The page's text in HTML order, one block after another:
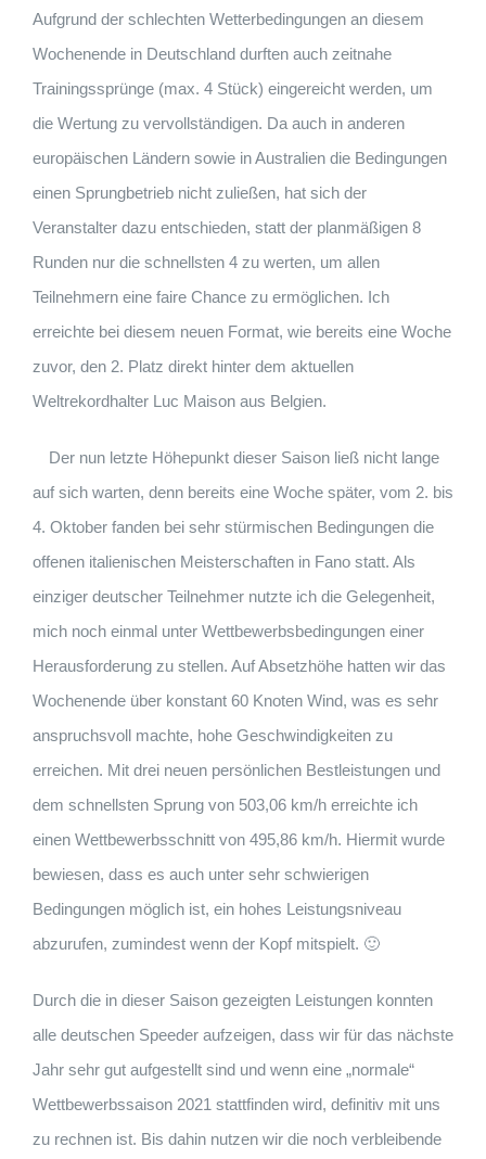
Aufgrund der schlechten Wetterbedingungen an diesem
Wochenende in Deutschland durften auch zeitnahe
Trainingssprünge (max. 4 Stück) eingereicht werden, um
die Wertung zu vervollständigen. Da auch in anderen
europäischen Ländern sowie in Australien die Bedingungen
einen Sprungbetrieb nicht zuließen, hat sich der
Veranstalter dazu entschieden, statt der planmäßigen 8
Runden nur die schnellsten 4 zu werten, um allen
Teilnehmern eine faire Chance zu ermöglichen. Ich
erreichte bei diesem neuen Format, wie bereits eine Woche
zuvor, den 2. Platz direkt hinter dem aktuellen
Weltrekordhalter Luc Maison aus Belgien.
Der nun letzte Höhepunkt dieser Saison ließ nicht lange
auf sich warten, denn bereits eine Woche später, vom 2. bis
4. Oktober fanden bei sehr stürmischen Bedingungen die
offenen italienischen Meisterschaften in Fano statt. Als
einziger deutscher Teilnehmer nutzte ich die Gelegenheit,
mich noch einmal unter Wettbewerbsbedingungen einer
Herausforderung zu stellen. Auf Absetzhöhe hatten wir das
Wochenende über konstant 60 Knoten Wind, was es sehr
anspruchsvoll machte, hohe Geschwindigkeiten zu
erreichen. Mit drei neuen persönlichen Bestleistungen und
dem schnellsten Sprung von 503,06 km/h erreichte ich
einen Wettbewerbsschnitt von 495,86 km/h. Hiermit wurde
bewiesen, dass es auch unter sehr schwierigen
Bedingungen möglich ist, ein hohes Leistungsniveau
abzurufen, zumindest wenn der Kopf mitspielt. 🙂
Durch die in dieser Saison gezeigten Leistungen konnten
alle deutschen Speeder aufzeigen, dass wir für das nächste
Jahr sehr gut aufgestellt sind und wenn eine „normale“
Wettbewerbssaison 2021 stattfinden wird, definitiv mit uns
zu rechnen ist. Bis dahin nutzen wir die noch verbleibende